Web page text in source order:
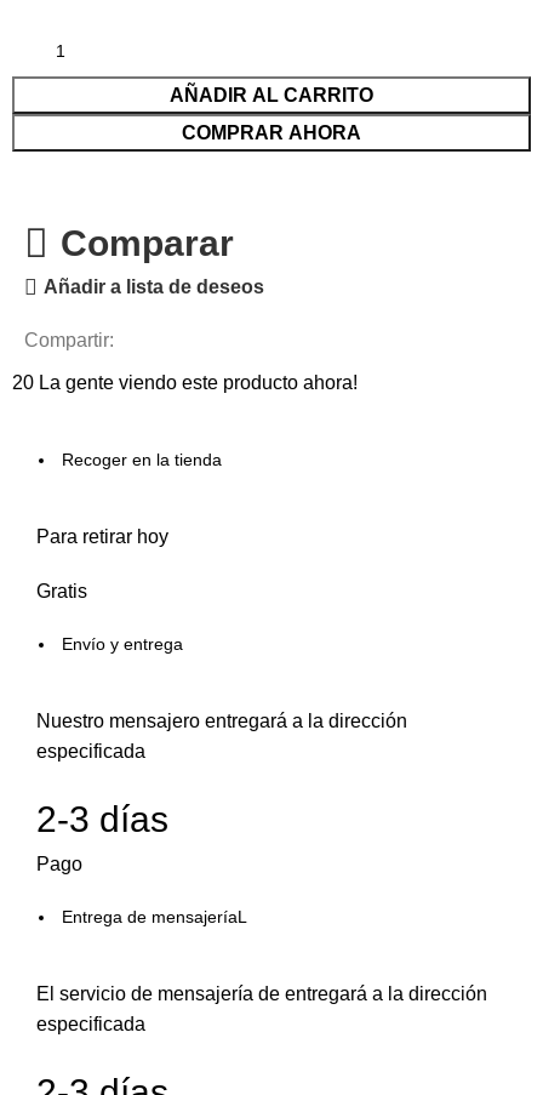
AÑADIR AL CARRITO
COMPRAR AHORA
Comparar
Añadir a lista de deseos
Compartir:
20 La gente viendo este producto ahora!
Recoger en la tienda
Para retirar hoy
Gratis
Envío y entrega
Nuestro mensajero entregará a la dirección
especificada
2-3 días
Pago
Entrega de mensajeríaL
El servicio de mensajería de entregará a la dirección
especificada